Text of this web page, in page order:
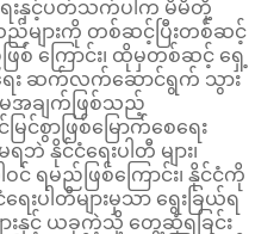
ေးနှင့်ပတ်သက်ပါက မိမိတို့
ျားကို တစ်ဆင့်ပြီးတစ်ဆင့်
ကြောင်း၊ ထိုမှတစ်ဆင့် ရှေ့
ေရေး ဆက်လက်ဆောင်ရွက် သွား
စမအချက်ဖြစ်သည့်
စွာဖြစ်မြောက်စေရေး
နိုင်ငံရေးပါတီ များ၊
င် ရမည်ဖြစ်ကြောင်း၊ နိုင်ငံကို
းပါတီများမှသာ ရွေးခြယ်ရ
ားနှင့် ယခုကဲ့သို့ တွေ့ဆုံရခြင်း